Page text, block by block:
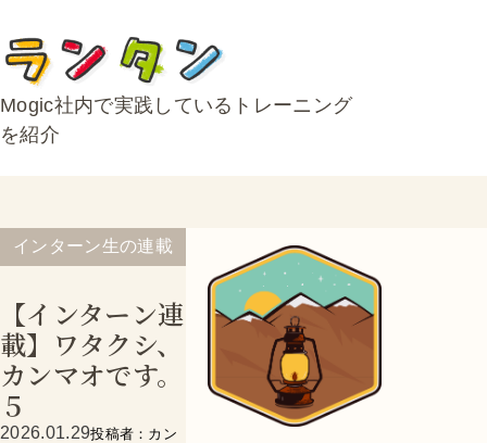
Mogic社内で実践しているトレーニング
を紹介
インターン生の連載
【インターン連
載】ワタクシ、
カンマオです。
５
2026.01.29投稿者：カン